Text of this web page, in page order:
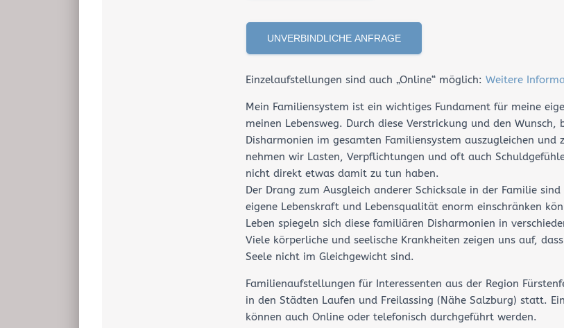
UNVERBINDLICHE ANFRAGE
Einzelaufstellungen sind auch „Online“ möglich:Weitere
Mein Familiensystem ist ein wichtiges Fundament für meine
meinen Lebensweg. Durch diese Verstrickung und den Wunsch,
Disharmonien im gesamten Familiensystem auszugleichen und
nehmen wir Lasten, Verpflichtungen und oft auch
nicht direkt etwas damit zu tun haben.
Der Drang zum Ausgleich anderer Schicksale in der Familie
eigene Lebenskraft und Lebensqualität enorm einschränken
Leben spiegeln sich diese familiären Disharmonien in
Viele körperliche und seelische Krankheiten zeigen uns auf,
Seele nicht im Gleichgewicht sind.
Familienaufstellungen für Interessenten aus der Region
in den Städten Laufen und Freilassing (Nähe Salzburg) statt.
können auch Online oder telefonisch durchgeführt werden.